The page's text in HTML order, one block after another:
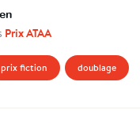
Prix ATAA
prix fiction doublage